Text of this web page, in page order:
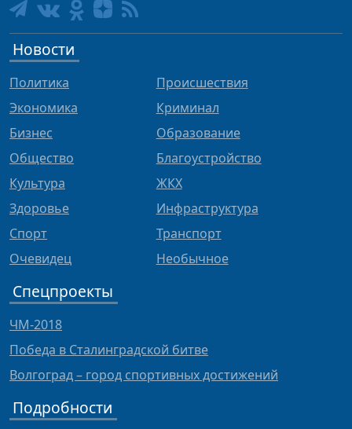
Новости
Политика
Экономика
Бизнес
Общество
Культура
Здоровье
Спорт
Очевидец
Происшествия
Криминал
Образование
Благоустройство
ЖКХ
Инфраструктура
Транспорт
Необычное
Спецпроекты
ЧМ-2018
Победа в Сталинградской битве
Волгоград – город спортивных достижений
Подробности